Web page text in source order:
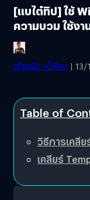
[แบไต๋ทิป] ใช้
ความบวม ใช้ง
ณัชธนัท จุโฬทก |
Table of
วิธีการเคลีย
เคลียร์